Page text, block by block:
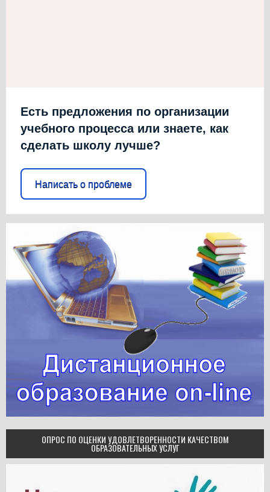
Есть предложения по организации
учебного процесса или знаете, как
сделать школу лучше?
Написать о проблеме
ОПРОС ПО ОЦЕНКИ УДОВЛЕТВОРЕННОСТИ КАЧЕСТВОМ
ОБРАЗОВАТЕЛЬНЫХ УСЛУГ